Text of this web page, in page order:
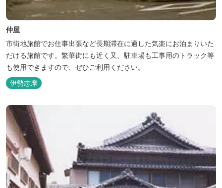
仲屋
市街地旅館でお仕事出張など長期滞在に適した気楽にお泊まりいた
だける旅館です。繁華街にも近く又、駐車場も工事用のトラック等
も使用できますので、ぜひご利用ください。
伊勢志摩